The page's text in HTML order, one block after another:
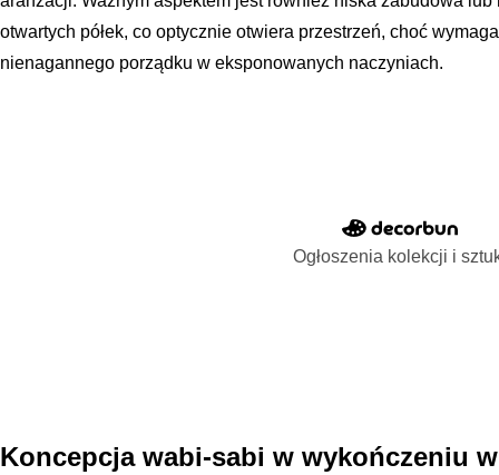
otwartych półek, co optycznie otwiera przestrzeń, choć
nienagannego porządku w eksponowanych naczyniach.
Ogłoszenia kolekcji i
Koncepcja wabi-sabi w wykończeniu